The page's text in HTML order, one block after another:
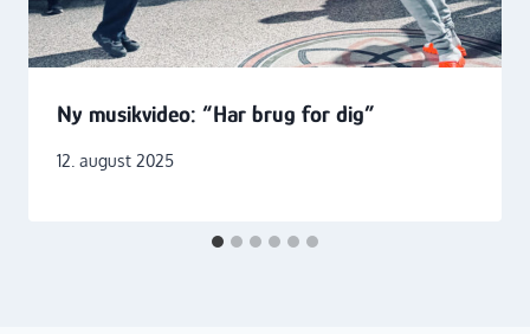
Ny musikvideo: “Har brug for dig”
12. august 2025